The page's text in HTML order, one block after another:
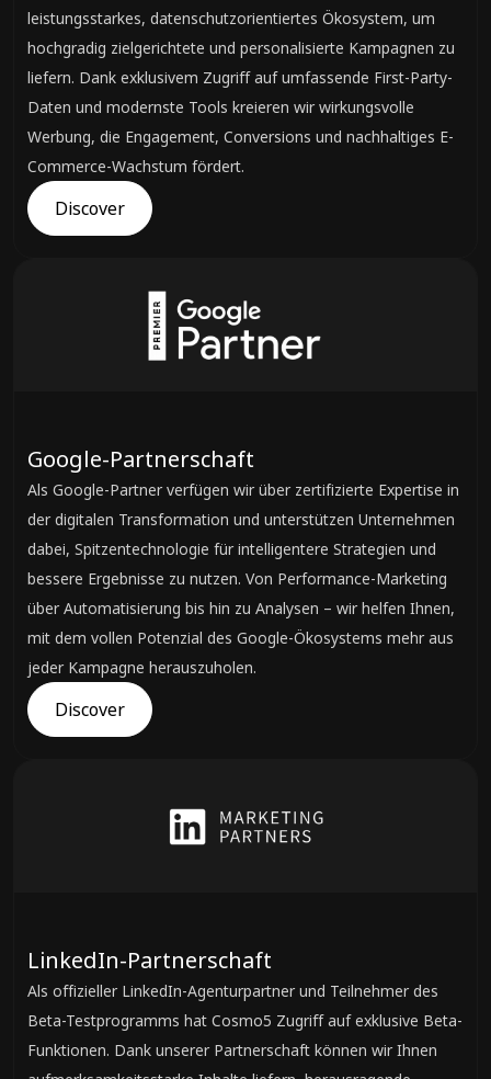
leistungsstarkes, datenschutzorientiertes Ökosystem, um
hochgradig zielgerichtete und personalisierte Kampagnen zu
liefern. Dank exklusivem Zugriff auf umfassende First-Party-
Daten und modernste Tools kreieren wir wirkungsvolle
Werbung, die Engagement, Conversions und nachhaltiges E-
Commerce-Wachstum fördert.
Discover
Google-Partnerschaft
Als Google-Partner verfügen wir über zertifizierte Expertise in
der digitalen Transformation und unterstützen Unternehmen
dabei, Spitzentechnologie für intelligentere Strategien und
bessere Ergebnisse zu nutzen. Von Performance-Marketing
über Automatisierung bis hin zu Analysen – wir helfen Ihnen,
mit dem vollen Potenzial des Google-Ökosystems mehr aus
jeder Kampagne herauszuholen.
Discover
LinkedIn-Partnerschaft
Als offizieller LinkedIn-Agenturpartner und Teilnehmer des
Beta-Testprogramms hat Cosmo5 Zugriff auf exklusive Beta-
Funktionen. Dank unserer Partnerschaft können wir Ihnen